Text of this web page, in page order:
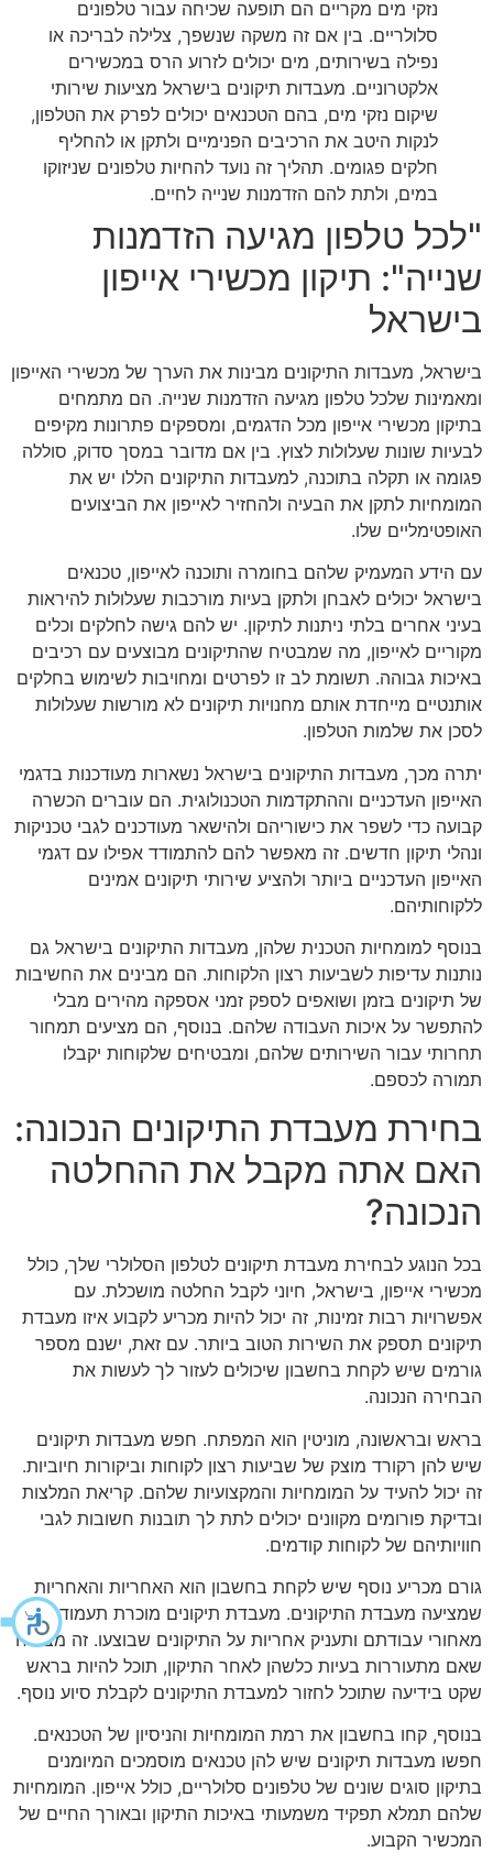
נזקי מים מקריים הם תופעה שכיחה עבור טלפונים
סלולריים. בין אם זה משקה שנשפך, צלילה לבריכה או
נפילה בשירותים, מים יכולים לזרוע הרס במכשירים
אלקטרוניים. מעבדות תיקונים בישראל מציעות שירותי
שיקום נזקי מים, בהם הטכנאים יכולים לפרק את הטלפון,
לנקות היטב את הרכיבים הפנימיים ולתקן או להחליף
חלקים פגומים. תהליך זה נועד להחיות טלפונים שניזוקו
במים, ולתת להם הזדמנות שנייה לחיים.
"לכל טלפון מגיעה הזדמנות
שנייה": תיקון מכשירי אייפון
בישראל
בישראל, מעבדות התיקונים מבינות את הערך של מכשירי האייפון
ומאמינות שלכל טלפון מגיעה הזדמנות שנייה. הם מתמחים
בתיקון מכשירי אייפון מכל הדגמים, ומספקים פתרונות מקיפים
לבעיות שונות שעלולות לצוץ. בין אם מדובר במסך סדוק, סוללה
פגומה או תקלה בתוכנה, למעבדות התיקונים הללו יש את
המומחיות לתקן את הבעיה ולהחזיר לאייפון את הביצועים
האופטימליים שלו.
עם הידע המעמיק שלהם בחומרה ותוכנה לאייפון, טכנאים
בישראל יכולים לאבחן ולתקן בעיות מורכבות שעלולות להיראות
בעיני אחרים בלתי ניתנות לתיקון. יש להם גישה לחלקים וכלים
מקוריים לאייפון, מה שמבטיח שהתיקונים מבוצעים עם רכיבים
באיכות גבוהה. תשומת לב זו לפרטים ומחויבות לשימוש בחלקים
אותנטיים מייחדת אותם מחנויות תיקונים לא מורשות שעלולות
לסכן את שלמות הטלפון.
יתרה מכך, מעבדות התיקונים בישראל נשארות מעודכנות בדגמי
האייפון העדכניים וההתקדמות הטכנולוגית. הם עוברים הכשרה
קבועה כדי לשפר את כישוריהם ולהישאר מעודכנים לגבי טכניקות
ונהלי תיקון חדשים. זה מאפשר להם להתמודד אפילו עם דגמי
האייפון העדכניים ביותר ולהציע שירותי תיקונים אמינים
ללקוחותיהם.
בנוסף למומחיות הטכנית שלהן, מעבדות התיקונים בישראל גם
נותנות עדיפות לשביעות רצון הלקוחות. הם מבינים את החשיבות
של תיקונים בזמן ושואפים לספק זמני אספקה מהירים מבלי
להתפשר על איכות העבודה שלהם. בנוסף, הם מציעים תמחור
תחרותי עבור השירותים שלהם, ומבטיחים שלקוחות יקבלו
תמורה לכספם.
בחירת מעבדת התיקונים הנכונה:
האם אתה מקבל את ההחלטה
הנכונה?
בכל הנוגע לבחירת מעבדת תיקונים לטלפון הסלולרי שלך, כולל
מכשירי אייפון, בישראל, חיוני לקבל החלטה מושכלת. עם
אפשרויות רבות זמינות, זה יכול להיות מכריע לקבוע איזו מעבדת
תיקונים תספק את השירות הטוב ביותר. עם זאת, ישנם מספר
גורמים שיש לקחת בחשבון שיכולים לעזור לך לעשות את
הבחירה הנכונה.
בראש ובראשונה, מוניטין הוא המפתח. חפש מעבדות תיקונים
שיש להן רקורד מוצק של שביעות רצון לקוחות וביקורות חיוביות.
זה יכול להעיד על המומחיות והמקצועיות שלהם. קריאת המלצות
ובדיקת פורומים מקוונים יכולים לתת לך תובנות חשובות לגבי
חוויותיהם של לקוחות קודמים.
גורם מכריע נוסף שיש לקחת בחשבון הוא האחריות והאחריות
שמציעה מעבדת התיקונים. מעבדת תיקונים מוכרת תעמוד
מאחורי עבודתם ותעניק אחריות על התיקונים שבוצעו. זה מבטיח
שאם מתעוררות בעיות כלשהן לאחר התיקון, תוכל להיות בראש
שקט בידיעה שתוכל לחזור למעבדת התיקונים לקבלת סיוע נוסף.
בנוסף, קחו בחשבון את רמת המומחיות והניסיון של הטכנאים.
חפשו מעבדות תיקונים שיש להן טכנאים מוסמכים המיומנים
בתיקון סוגים שונים של טלפונים סלולריים, כולל אייפון. המומחיות
שלהם תמלא תפקיד משמעותי באיכות התיקון ובאורך החיים של
המכשיר הקבוע.